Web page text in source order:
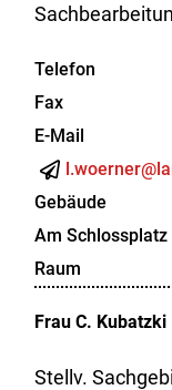
Telefon
Fax
E-Mail
Gebäude
Am
Raum
Frau C. Kubatzki
Stellv.